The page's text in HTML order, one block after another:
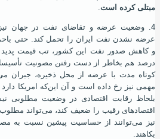
مبتلی کرده ‌است
4. وضعیت عرضه و تقاضای نفت در جهان
عرضه نشدن نفت ایران را تحمل کند. حتی
درصد هم بخاطر از دست رفتن مصونیت
کوتاه مدت با عرضه از محل ذخیره، جبران
مهمی نیز رخ داده ‌است و آن این‌که امریکا
بلحاظ رقابت اقتصادی در وضعیت مطلوبی
اقتصادهای رقیب را ضعیف کند، می‌تواند
نیز می‌توانند از حساسیت پیشین نسبت به
بکاهند.